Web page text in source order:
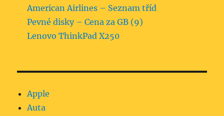
American Airlines – Seznam tříd
Pevné disky – Cena za GB (9)
Lenovo ThinkPad X250
Apple
Auta